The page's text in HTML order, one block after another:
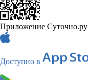
Приложение Суточно.ру
Доступно в